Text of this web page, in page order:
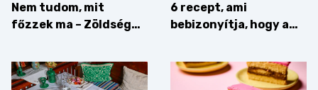
Nem tudom, mit
főzzek ma – Zöldség
6 recept, ami
bebizonyítja, hogy a
zseniális